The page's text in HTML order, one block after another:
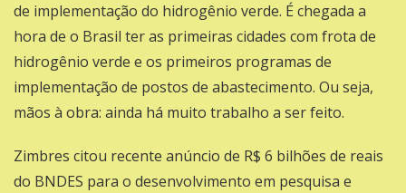
de implementação do hidrogênio verde. É chegada a
hora de o Brasil ter as primeiras cidades com frota de
hidrogênio verde e os primeiros programas de
implementação de postos de abastecimento. Ou seja,
mãos à obra: ainda há muito trabalho a ser feito.
Zimbres citou recente anúncio de R$ 6 bilhões de reais
do BNDES para o desenvolvimento em pesquisa e